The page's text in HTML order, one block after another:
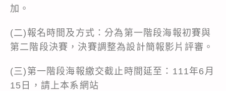
加。
(二)報名時間及方式：分為第一階段海報初賽與
第二階段決賽，決賽調整為設計簡報影片評審。
(三)第一階段海報繳交截止時間延至：111年6月
15日，請上本系網站